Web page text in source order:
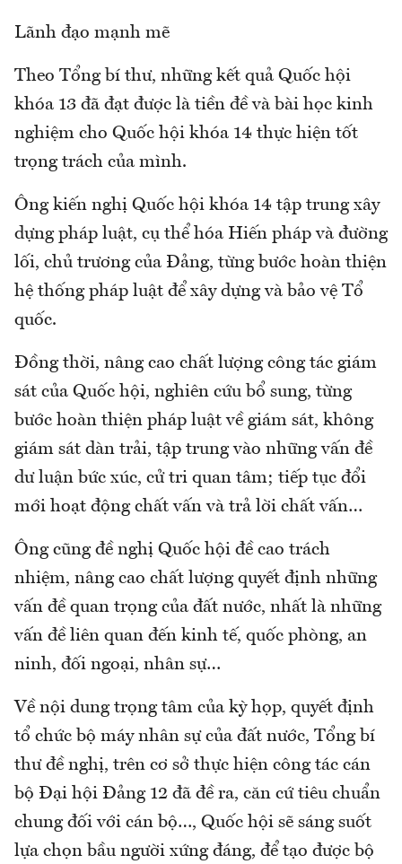
Lãnh đạo mạnh mẽ
Theo Tổng bí thư, những kết quả Quốc hội
khóa 13 đã đạt được là tiền đề và bài học kinh
nghiệm cho Quốc hội khóa 14 thực hiện tốt
trọng trách của mình.
Ông kiến nghị Quốc hội khóa 14 tập trung xây
dựng pháp luật, cụ thể hóa Hiến pháp và đường
lối, chủ trương của Đảng, từng bước hoàn thiện
hệ thống pháp luật để xây dựng và bảo vệ Tổ
quốc.
Đồng thời, nâng cao chất lượng công tác giám
sát của Quốc hội, nghiên cứu bổ sung, từng
bước hoàn thiện pháp luật về giám sát, không
giám sát dàn trải, tập trung vào những vấn đề
dư luận bức xúc, cử tri quan tâm; tiếp tục đổi
mới hoạt động chất vấn và trả lời chất vấn…
Ông cũng đề nghị Quốc hội đề cao trách
nhiệm, nâng cao chất lượng quyết định những
vấn đề quan trọng của đất nước, nhất là những
vấn đề liên quan đến kinh tế, quốc phòng, an
ninh, đối ngoại, nhân sự…
Về nội dung trọng tâm của kỳ họp, quyết định
tổ chức bộ máy nhân sự của đất nước, Tổng bí
thư đề nghị, trên cơ sở thực hiện công tác cán
bộ Đại hội Đảng 12 đã đề ra, căn cứ tiêu chuẩn
chung đối với cán bộ…, Quốc hội sẽ sáng suốt
lựa chọn bầu người xứng đáng, để tạo được bộ